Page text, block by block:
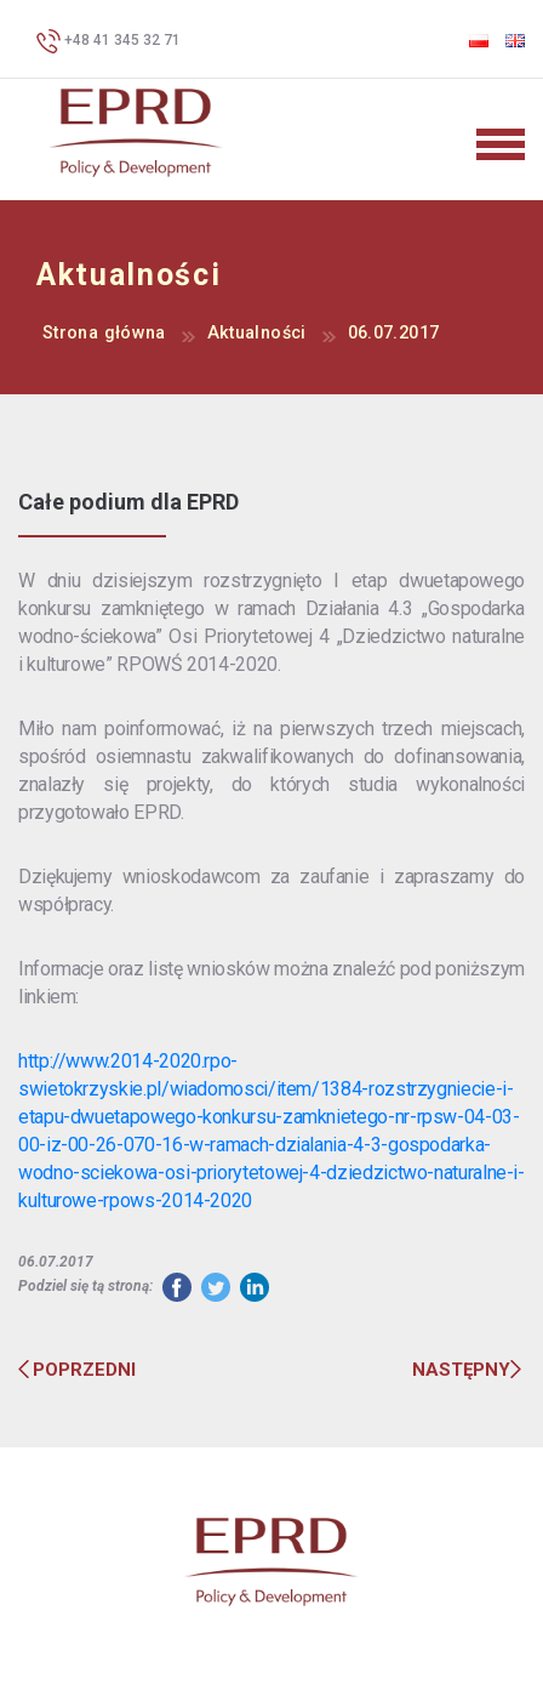
+48 41 345 32 71
Aktualności
Strona główna Aktualności 06.07.2017
Całe podium dla EPRD
W dniu dzisiejszym rozstrzygnięto I etap dwuetapowego
konkursu zamkniętego w ramach Działania 4.3 „Gospodarka
wodno-ściekowa” Osi Priorytetowej 4 „Dziedzictwo naturalne
i kulturowe” RPOWŚ 2014-2020.
Miło nam poinformować, iż na pierwszych trzech miejscach,
spośród osiemnastu zakwalifikowanych do dofinansowania,
znalazły się projekty, do których studia wykonalności
przygotowało EPRD.
Dziękujemy wnioskodawcom za zaufanie i zapraszamy do
współpracy.
Informacje oraz listę wniosków można znaleźć pod poniższym
linkiem:
http://www.2014-2020.rpo-
swietokrzyskie.pl/wiadomosci/item/1384-rozstrzygniecie-i-
etapu-dwuetapowego-konkursu-zamknietego-nr-rpsw-04-03-
00-iz-00-26-070-16-w-ramach-dzialania-4-3-gospodarka-
wodno-sciekowa-osi-priorytetowej-4-dziedzictwo-naturalne-i-
kulturowe-rpows-2014-2020
06.07.2017
Podziel się tą stroną:
POPRZEDNI NASTĘPNY